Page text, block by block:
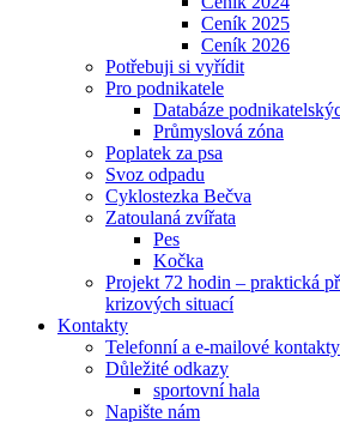
Ceník 2025
Ceník 2026
Potřebuji si vyřídit
Pro podnikatele
Databáze
Průmyslová zóna
Poplatek za psa
Svoz odpadu
Cyklostezka Bečva
Zatoulaná zvířata
Pes
Kočka
Projekt 72 hodin – praktická
krizových situací
Kontakty
Telefonní a e-mailové kontakty
Důležité odkazy
sportovní hala
Napište nám